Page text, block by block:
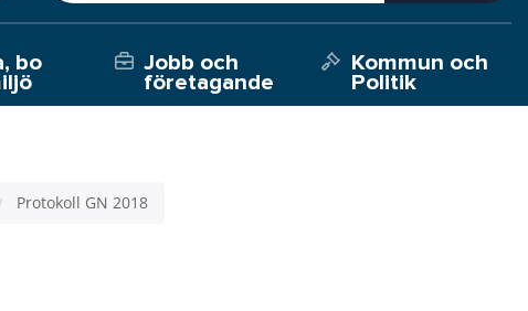
bo Jobb och
företagande
Kommun och
Politik
Protokoll GN 2018